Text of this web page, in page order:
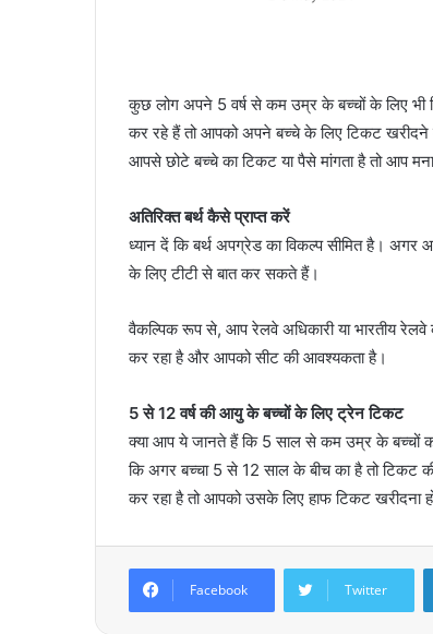
कुछ लोग अपने 5 वर्ष से कम उम्र के बच्चों के लिए
कर रहे हैं तो आपको अपने बच्चे के लिए टिकट खरीदने
आपसे छोटे बच्चे का टिकट या पैसे मांगता है तो आप
अतिरिक्त बर्थ कैसे प्राप्त करें
ध्यान दें कि बर्थ अपग्रेड का विकल्प सीमित है।
के लिए टीटी से बात कर सकते हैं।
वैकल्पिक रूप से, आप रेलवे अधिकारी या भारतीय
कर रहा है और आपको सीट की आवश्यकता है।
5 से 12 वर्ष की आयु के बच्चों के लिए ट्रेन टिकट
क्या आप ये जानते हैं कि 5 साल से कम उम्र के बच्चों
कि अगर बच्चा 5 से 12 साल के बीच का है तो टिकट
कर रहा है तो आपको उसके लिए हाफ टिकट खरीदना
Facebook Twitter